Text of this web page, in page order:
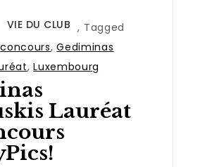
,
VIE DU CLUB
Tagged
concours,Gediminas
,Luxembourg
Lauréat